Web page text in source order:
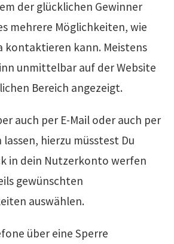
der glücklichen Gewinner
mehrere Möglichkeiten, wie
kontaktieren kann. Meistens
unmittelbar auf der Website
Bereich angezeigt.
auch per E-Mail oder auch per
hierzu müsstest Du
in dein Nutzerkonto werfen
gewünschten
auswählen.
über eine Sperre